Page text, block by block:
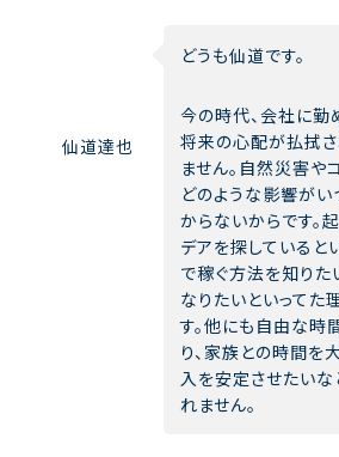
仙道達也
どうも仙道です。
今の時代、会社に勤
将来の心配が払拭
ません。自然災害や
どのような影響が
からないからです。
デアを探していると
で稼ぐ方法を知りた
なりたいといってた
す。他にも自由な時
り、家族との時間を
入を安定させたい
れません。